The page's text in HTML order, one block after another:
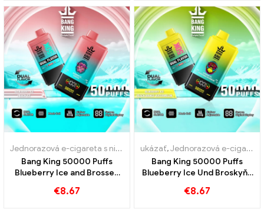
Jednorazová e-cigareta s nikotínom ,Jednorazové e-cigarety,
Bang King 50000 Puffs
Blueberry Ice and Brossen
Vlaky
€8.67
ukázať,Jednorazová e-cigareta s nikotínom
Bang King 50000 Puffs
Blueberry Ice Und Broskyňa
€8.67